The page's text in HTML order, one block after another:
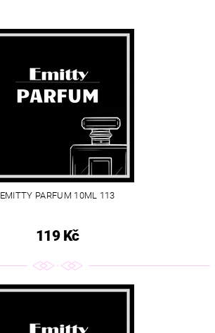
EMITTY PARFUM 10ML 113
119 Kč